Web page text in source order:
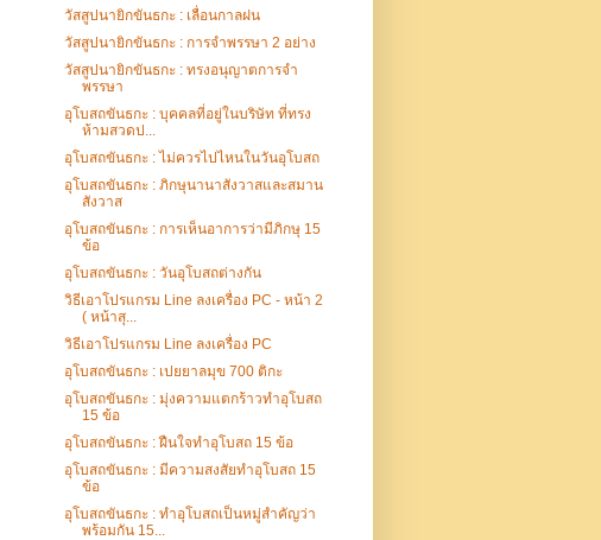
วัสสูปนายิกขันธกะ : เลื่อนกาลฝน
วัสสูปนายิกขันธกะ : การจำพรรษา 2 อย่าง
วัสสูปนายิกขันธกะ : ทรงอนุญาตการจำ
พรรษา
อุโบสถขันธกะ : บุคคลที่อยู่ในบริษัท ที่ทรง
ห้ามสวดป...
อุโบสถขันธกะ : ไม่ควรไปไหนในวันอุโบสถ
อุโบสถขันธกะ : ภิกษุนานาสังวาสและสมาน
สังวาส
อุโบสถขันธกะ : การเห็นอาการว่ามีภิกษุ 15
ข้อ
อุโบสถขันธกะ : วันอุโบสถต่างกัน
วิธีเอาโปรแกรม Line ลงเครื่อง PC - หน้า 2
( หน้าสุ...
วิธีเอาโปรแกรม Line ลงเครื่อง PC
อุโบสถขันธกะ : เปยยาลมุข 700 ติกะ
อุโบสถขันธกะ : มุ่งความแตกร้าวทำอุโบสถ
15 ข้อ
อุโบสถขันธกะ : ฝืนใจทำอุโบสถ 15 ข้อ
อุโบสถขันธกะ : มีความสงสัยทำอุโบสถ 15
ข้อ
อุโบสถขันธกะ : ทำอุโบสถเป็นหมู่สำคัญว่า
พร้อมกัน 15...